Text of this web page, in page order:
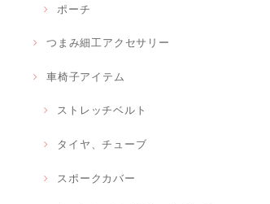
ポーチ
つまみ細工アクセサリー
車椅子アイテム
ストレッチベルト
タイヤ、チューブ
スポークカバー